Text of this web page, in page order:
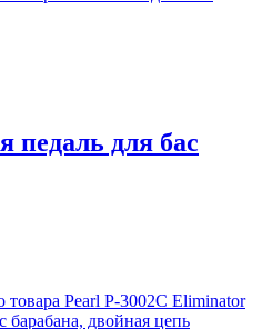
педаль для бас